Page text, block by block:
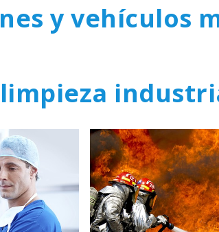
y vehículos